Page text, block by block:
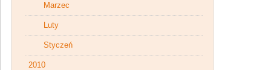
Marzec
Luty
Styczeń
2010